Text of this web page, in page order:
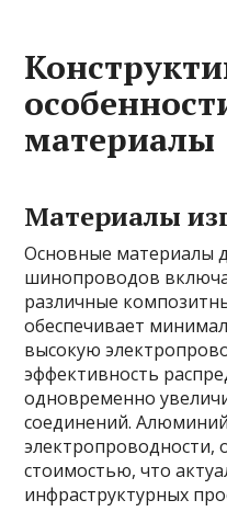
материалы
Материалы
Основные материалы
шинопроводов
различные
обеспечивает
высокую
эффективность
одновременно
соединений.
электропроводности,
стоимостью, что
инфраструктурных